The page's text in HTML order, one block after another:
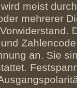
meist
mehrerer
an. Sie